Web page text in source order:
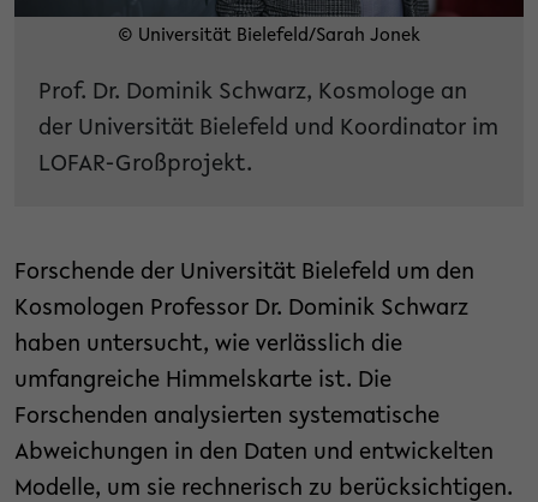
© Universität Bielefeld/Sarah Jonek
Prof. Dr. Dominik Schwarz, Kosmologe an
der Universität Bielefeld und Koordinator im
LOFAR-Großprojekt.
Forschende der Universität Bielefeld um den
Kosmologen Professor Dr. Dominik Schwarz
haben untersucht, wie verlässlich die
umfangreiche Himmelskarte ist. Die
Forschenden analysierten systematische
Abweichungen in den Daten und entwickelten
Modelle, um sie rechnerisch zu berücksichtigen.